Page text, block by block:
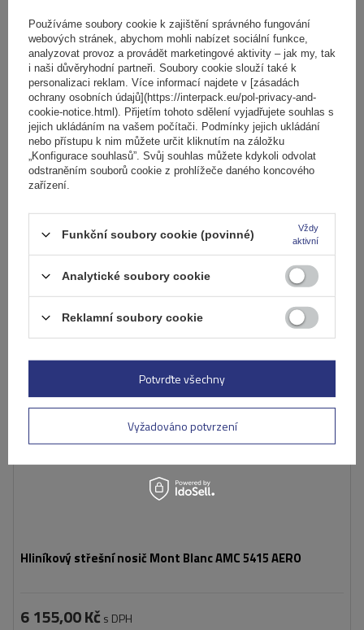
Ocelový střešní nosič Mont Blanc AMC 5415
4 341,00 Kčs DPH
Produkt dostupný ve velkém množství
do
košíku
Hliníkový střešní nosič Mont Blanc AMC 5415 AERO
6 155,00 Kč s DPH
Používáme soubory cookie k zajištění správného fungování
webových stránek, abychom mohli nabízet sociální funkce,
analyzovat provoz a provádět marketingové aktivity – jak my, tak
i naši důvěryhodní partneři. Soubory cookie slouží také k
personalizaci reklam. Více informací najdete v [zásadách
ochrany osobních údajů](https://interpack.eu/pol-privacy-and-
cookie-notice.html). Přijetím tohoto sdělení vyjadřujete souhlas s
jejich ukládáním na vašem počítači. Podmínky jejich ukládání
nebo přístupu k nim můžete určit kliknutím na záložku
„Konfigurace souhlasů”. Svůj souhlas můžete kdykoli odvolat
odstraněním souborů cookie z prohlížeče daného koncového
zařízení.
Funkční soubory cookie (povinné)
Vždy
aktivní
Analytické soubory cookie
Reklamní soubory cookie
Vyžadováno potvrzení
Potvrďte všechny